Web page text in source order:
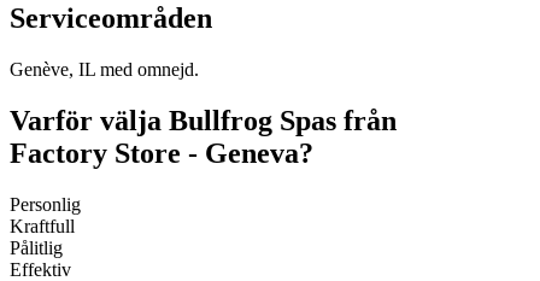
Serviceområden
Genève, IL med omnejd.
Varför välja Bullfrog Spas från
Factory Store - Geneva?
Personlig
Kraftfull
Pålitlig
Effektiv